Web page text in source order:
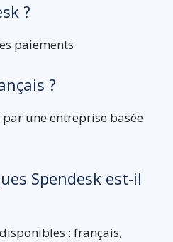
?
paiements
?
une entreprise basée
Spendesk est-il
: français,